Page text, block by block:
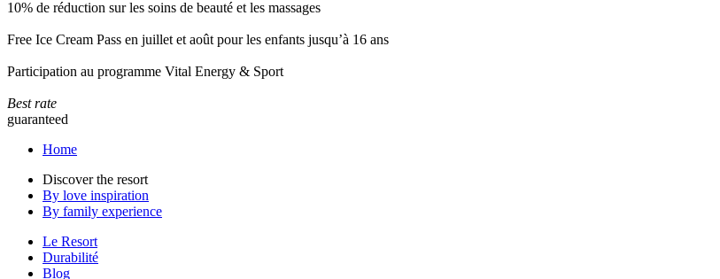
10% de réduction sur les soins de beauté et les massages
Free Ice Cream Pass en juillet et août pour les enfants jusqu’à 16 ans
Participation au programme Vital Energy & Sport
Best rate
guaranteed
Home
Discover the resort
By love inspiration
By family experience
Le Resort
Durabilité
Blog